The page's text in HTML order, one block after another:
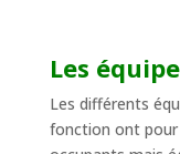
Les
Les différents
fonction ont pour